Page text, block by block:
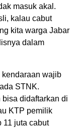
masuk akal.
kalau cabut
kita warga Jabar
dalam
kendaraan wajib
STNK.
didaftarkan di
KTP pemilik
11 juta cabut